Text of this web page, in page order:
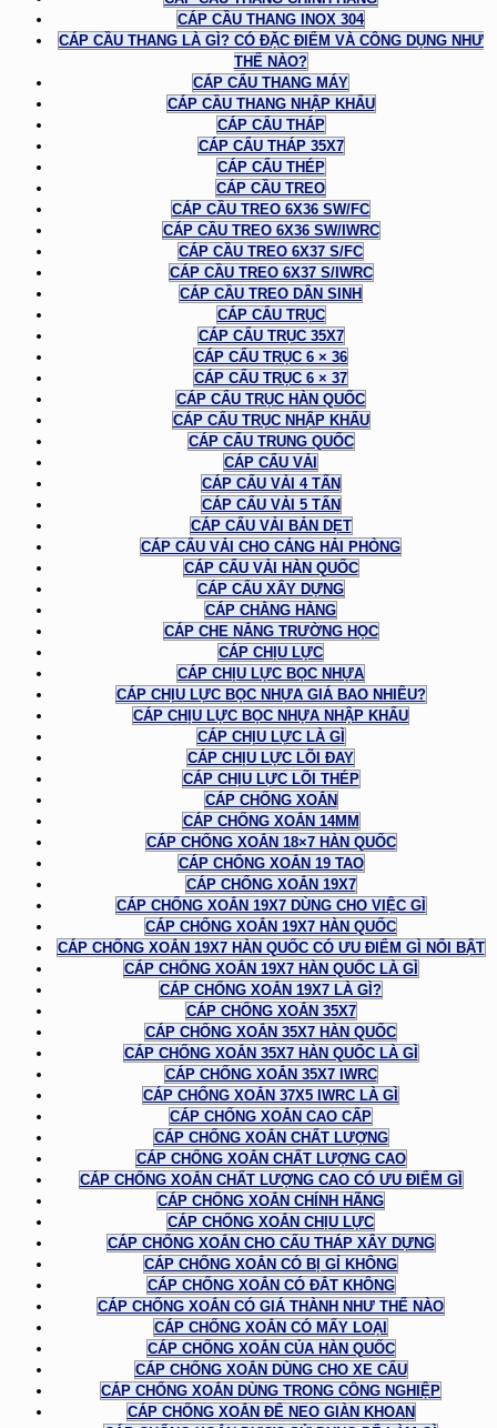
CÁP CẦU THANG INOX 304
CÁP CẦU THANG LÀ GÌ? CÓ ĐẶC ĐIỂM VÀ CÔNG DỤNG NHƯ
THẾ NÀO?
CÁP CẨU THANG MÁY
CÁP CẦU THANG NHẬP KHẨU
CÁP CẨU THÁP
CÁP CẨU THÁP 35X7
CÁP CẨU THÉP
CÁP CẦU TREO
CÁP CẦU TREO 6X36 SW/FC
CÁP CẦU TREO 6X36 SW/IWRC
CÁP CẦU TREO 6X37 S/FC
CÁP CẦU TREO 6X37 S/IWRC
CÁP CẦU TREO DÂN SINH
CÁP CẨU TRỤC
CÁP CẨU TRỤC 35X7
CÁP CẨU TRỤC 6 × 36
CÁP CẨU TRỤC 6 × 37
CÁP CẨU TRỤC HÀN QUỐC
CÁP CẨU TRỤC NHẬP KHẨU
CÁP CẨU TRUNG QUỐC
CÁP CẨU VẢI
CÁP CẨU VẢI 4 TẤN
CÁP CẨU VẢI 5 TẤN
CÁP CẨU VẢI BẢN DẸT
CÁP CẨU VẢI CHO CẢNG HẢI PHÒNG
CÁP CẨU VẢI HÀN QUỐC
CÁP CẨU XÂY DỰNG
CÁP CHẰNG HÀNG
CÁP CHE NẮNG TRƯỜNG HỌC
CÁP CHỊU LỰC
CÁP CHỊU LỰC BỌC NHỰA
CÁP CHỊU LỰC BỌC NHỰA GIÁ BAO NHIÊU?
CÁP CHỊU LỰC BỌC NHỰA NHẬP KHẨU
CÁP CHỊU LỰC LÀ GÌ
CÁP CHỊU LỰC LÕI ĐAY
CÁP CHỊU LỰC LÕI THÉP
CÁP CHỐNG XOẮN
CÁP CHỐNG XOẮN 14MM
CÁP CHỐNG XOẮN 18×7 HÀN QUỐC
CÁP CHỐNG XOẮN 19 TAO
CÁP CHỐNG XOẮN 19X7
CÁP CHỐNG XOẮN 19X7 DÙNG CHO VIỆC GÌ
CÁP CHỐNG XOẮN 19X7 HÀN QUỐC
CÁP CHỐNG XOẮN 19X7 HÀN QUỐC CÓ ƯU ĐIỂM GÌ NỔI BẬT
CÁP CHỐNG XOẮN 19X7 HÀN QUỐC LÀ GÌ
CÁP CHỐNG XOẮN 19X7 LÀ GÌ?
CÁP CHỐNG XOẮN 35X7
CÁP CHỐNG XOẮN 35X7 HÀN QUỐC
CÁP CHỐNG XOẮN 35X7 HÀN QUỐC LÀ GÌ
CÁP CHỐNG XOẮN 35X7 IWRC
CÁP CHỐNG XOẮN 37X5 IWRC LÀ GÌ
CÁP CHỐNG XOẮN CAO CẤP
CÁP CHỐNG XOẮN CHẤT LƯỢNG
CÁP CHỐNG XOẮN CHẤT LƯỢNG CAO
CÁP CHỐNG XOẮN CHẤT LƯỢNG CAO CÓ ƯU ĐIỂM GÌ
CÁP CHỐNG XOẮN CHÍNH HÃNG
CÁP CHỐNG XOẮN CHỊU LỰC
CÁP CHỐNG XOẮN CHO CẨU THÁP XÂY DỰNG
CÁP CHỐNG XOẮN CÓ BỊ GỈ KHÔNG
CÁP CHỐNG XOẮN CÓ ĐẮT KHÔNG
CÁP CHỐNG XOẮN CÓ GIÁ THÀNH NHƯ THẾ NÀO
CÁP CHỐNG XOẮN CÓ MẤY LOẠI
CÁP CHỐNG XOẮN CỦA HÀN QUỐC
CÁP CHỐNG XOẮN DÙNG CHO XE CẨU
CÁP CHỐNG XOẮN DÙNG TRONG CÔNG NGHIỆP
CÁP CHỐNG XOẮN ĐỂ NEO GIÀN KHOAN